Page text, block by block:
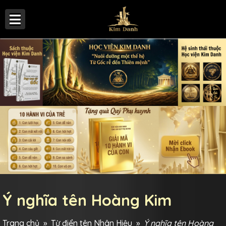
Ý nghĩa tên Hoàng Kim
Trang chủ » Từ điển tên Nhân Hiệu » Ý nghĩa tên Hoàng